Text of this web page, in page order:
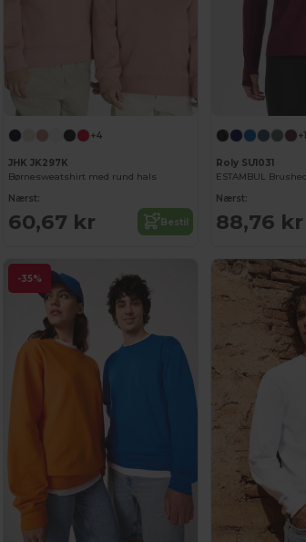
+4
JHK JK297K
Børnesweatshirt med rund hals
Nærst:
60,67 kr Bestil
+1
Roly SU1031
Nærst:
88,76 kr
-35%